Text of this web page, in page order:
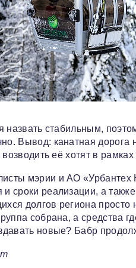
назвать стабильным,
Вывод: канатная
возводить её хотят в
мэрии и АО
сроки реализации, а
долгов региона
собрана, а
новые? Бабр